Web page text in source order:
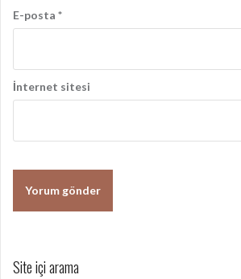
E-posta *
İnternet sitesi
Site içi arama